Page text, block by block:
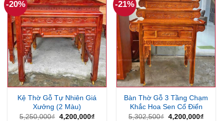
-20%
Kệ Thờ Gỗ Tự Nhiên Giá
Xưởng (2 Màu)
5,250,000₫ Giá
4,200,000₫Giá
-21%
Bàn Thờ Gỗ 3 Tầng Chạm
Khắc Hoa Sen Cổ Điển
5,302,500₫ Giá
4,200,000₫Giá